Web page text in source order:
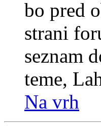
bo pred
strani
seznam
teme,
Na vrh